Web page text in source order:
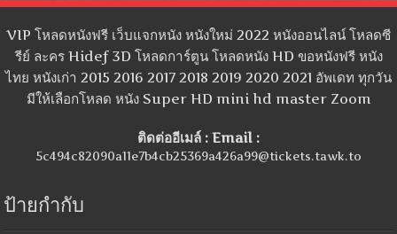
VIP โหลดหนังฟรี เว็บแจกหนัง หนังใหม่ 2022 หนังออนไลน์ โหลดซี
รีย์ ละคร Hidef 3D โหลดการ์ตูน โหลดหนัง HD ขอหนังฟรี หนัง
ไทย หนังเก่า 2015 2016 2017 2018 2019 2020 2021 อัพเดท ทุกวัน
มีให้เลือกโหลด หนัง Super HD mini hd master Zoom
ติดต่ออีเมล์ : Email :
5c494c82090a11e7b4cb25369a426a99@tickets.tawk.to
ป้ายกำกับ